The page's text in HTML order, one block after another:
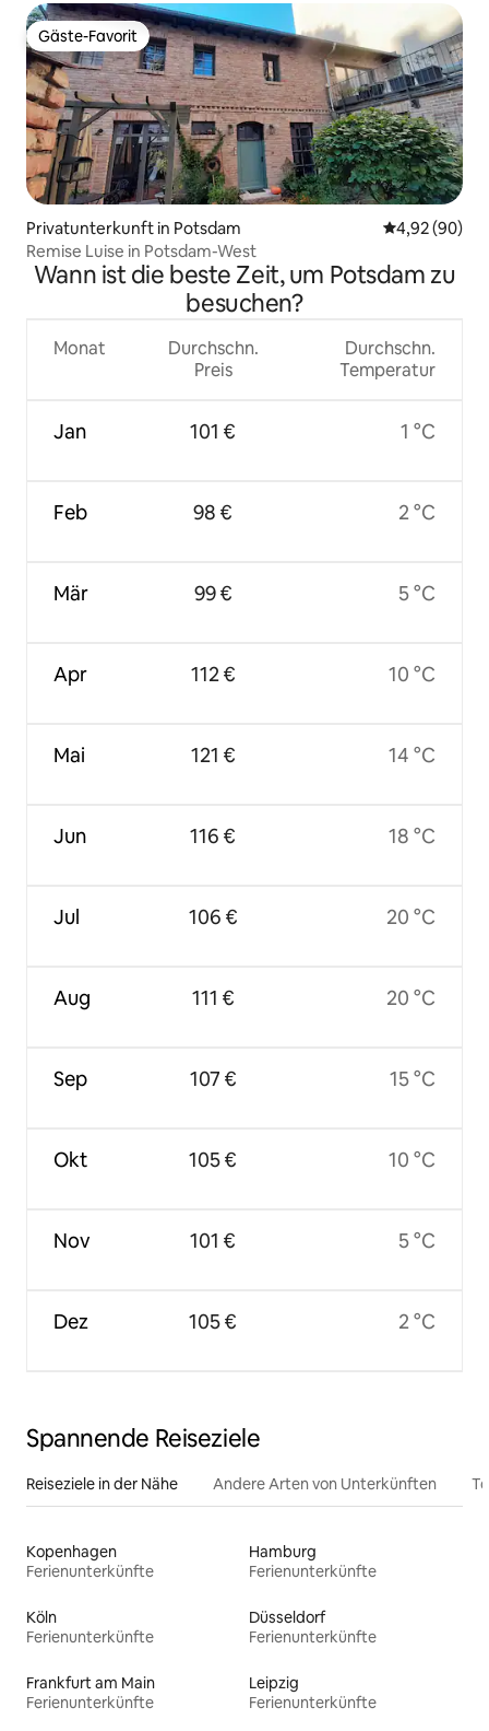
Gäste-Favorit
Gäste-Favorit
Privatunterkunft in Potsdam
4,92 (90)
Remise Luise in Potsdam-West
Wann ist die beste Zeit, um Potsdam zu
besuchen?
Monat
Jan
Feb
Mär
Apr
Mai
Jun
Jul
Aug
Sep
Okt
Nov
Dez
Durchschn.
Preis
101 €
98 €
99 €
112 €
121 €
116 €
106 €
111 €
107 €
105 €
101 €
105 €
Durchschn.
Temperatur
1 °C
2 °C
5 °C
10 °C
14 °C
18 °C
20 °C
20 °C
15 °C
10 °C
5 °C
2 °C
Spannende Reiseziele
Reiseziele in der Nähe Andere Arten von Unterkünften
Kopenhagen
Ferienunterkünfte
Hamburg
Ferienunterkünfte
Köln
Ferienunterkünfte
Düsseldorf
Ferienunterkünfte
Frankfurt am Main
Ferienunterkünfte
Leipzig
Ferienunterkünfte